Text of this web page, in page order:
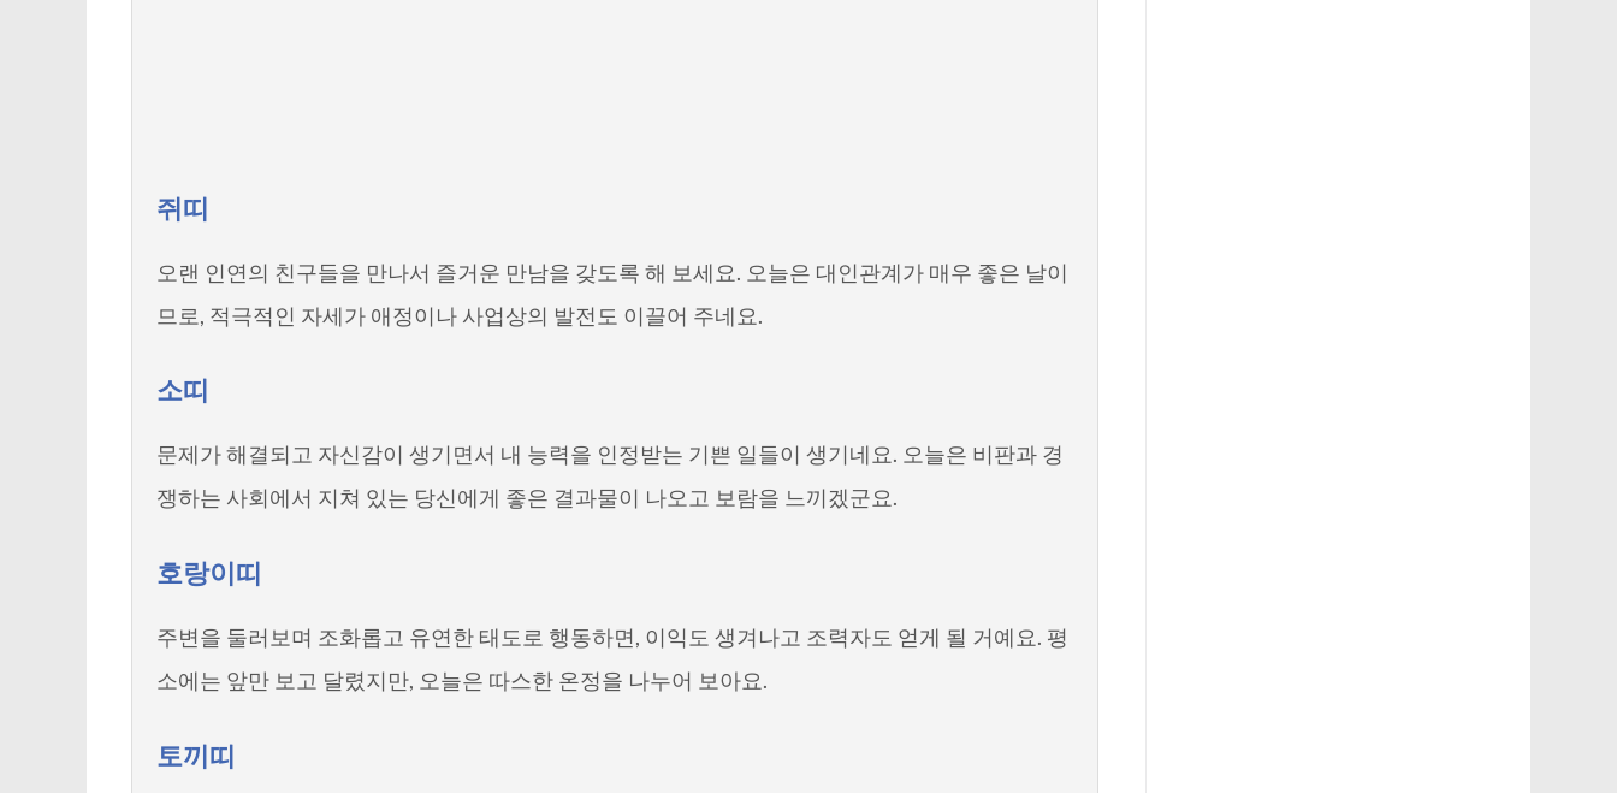
쥐띠
오랜 인연의 친구들을 만나서 즐거운 만남을 갖도록 해 보세요. 오늘은 대인관계가 매우 좋은 날이
므로, 적극적인 자세가 애정이나 사업상의 발전도 이끌어 주네요.
소띠
문제가 해결되고 자신감이 생기면서 내 능력을 인정받는 기쁜 일들이 생기네요. 오늘은 비판과 경
쟁하는 사회에서 지쳐 있는 당신에게 좋은 결과물이 나오고 보람을 느끼겠군요.
호랑이띠
주변을 둘러보며 조화롭고 유연한 태도로 행동하면, 이익도 생겨나고 조력자도 얻게 될 거예요. 평
소에는 앞만 보고 달렸지만, 오늘은 따스한 온정을 나누어 보아요.
토끼띠